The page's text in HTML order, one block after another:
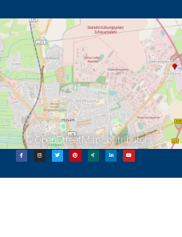
© OpenStreetMapcontributors